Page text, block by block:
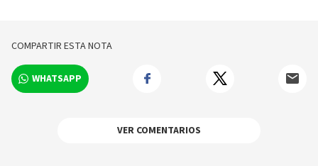
COMPARTIR ESTA NOTA
WHATSAPP
VER COMENTARIOS